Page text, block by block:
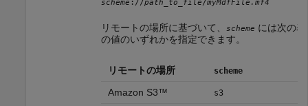
scheme ://path_to_file/myMdfFile.mf4
リモートの場所に基づいて、 scheme には次の表
の値のいずれかを指定できます。
リモートの場所 scheme
Amazon S3™ s3